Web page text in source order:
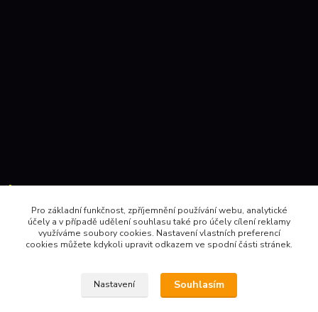
604 157410 , 602 345528
Pro základní funkčnost, zpříjemnění používání webu, analytické
účely a v případě udělení souhlasu také pro účely cílení reklamy
využíváme soubory cookies. Nastavení vlastních preferencí
cookies můžete kdykoli upravit odkazem ve spodní části stránek.
Nastavení Souhlasím